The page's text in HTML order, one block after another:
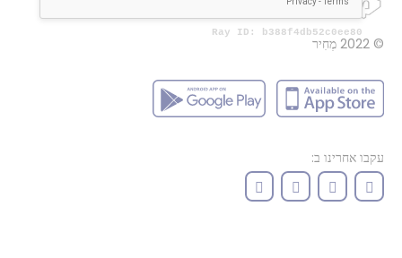
© 2022 מְחִיר
עקבו אחרינו ב: